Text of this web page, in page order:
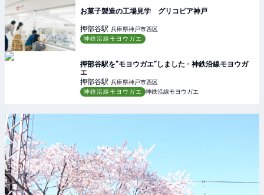
お菓子製造の工場見学 グリコピア神戸
押部谷駅 兵庫県神戸市西区
神鉄沿線モヨウガエ
押部谷駅を”モヨウガエ”しました - 神鉄沿線モヨウガ
エ
押部谷駅 兵庫県神戸市西区
神鉄沿線モヨウガエ
神鉄沿線モヨウガエ